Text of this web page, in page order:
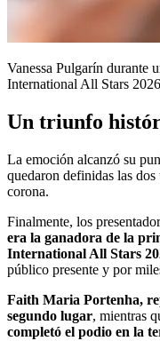
Vanessa Pulgarín durante
International All Stars
Un triunfo
La emoción alcanzó su
quedaron definidas las
corona.
Finalmente, los
era la ganadora de la
International All Stars
público presente y por
Faith Maria Portenha,
segundo lugar, mientras
completó el podio en la